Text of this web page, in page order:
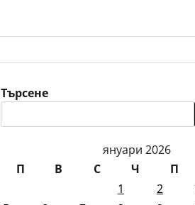
Търсене
януари 2026
П
В С Ч П
1
2